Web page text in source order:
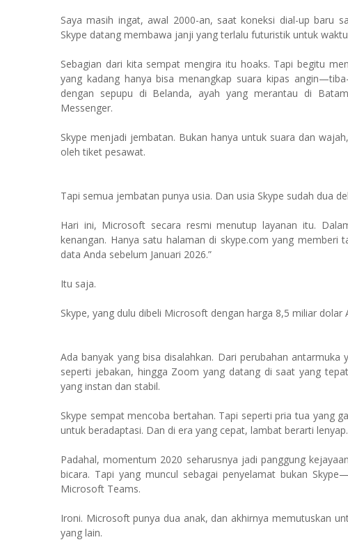
Saya masih ingat, awal 2000-an, saat koneksi dial-up baru
Skype datang membawa janji yang terlalu futuristik untuk
Sebagian dari kita sempat mengira itu hoaks. Tapi begitu
yang kadang hanya bisa menangkap suara kipas
dengan sepupu di Belanda, ayah yang merantau di
Messenger.
Skype menjadi jembatan. Bukan hanya untuk suara dan
oleh tiket pesawat.
Tapi semua jembatan punya usia. Dan usia Skype sudah dua
Hari ini, Microsoft secara resmi menutup layanan itu.
kenangan. Hanya satu halaman di skype.com yang
data Anda sebelum Januari 2026.”
Itu saja.
Skype, yang dulu dibeli Microsoft dengan harga 8,5 miliar
Ada banyak yang bisa disalahkan. Dari perubahan
seperti jebakan, hingga Zoom yang datang di saat yang
yang instan dan stabil.
Skype sempat mencoba bertahan. Tapi seperti pria tua yang
untuk beradaptasi. Dan di era yang cepat, lambat berarti lenyap.
Padahal, momentum 2020 seharusnya jadi panggung
bicara. Tapi yang muncul sebagai penyelamat bukan
Microsoft Teams.
Ironi. Microsoft punya dua anak, dan akhirnya memutuskan
yang lain.